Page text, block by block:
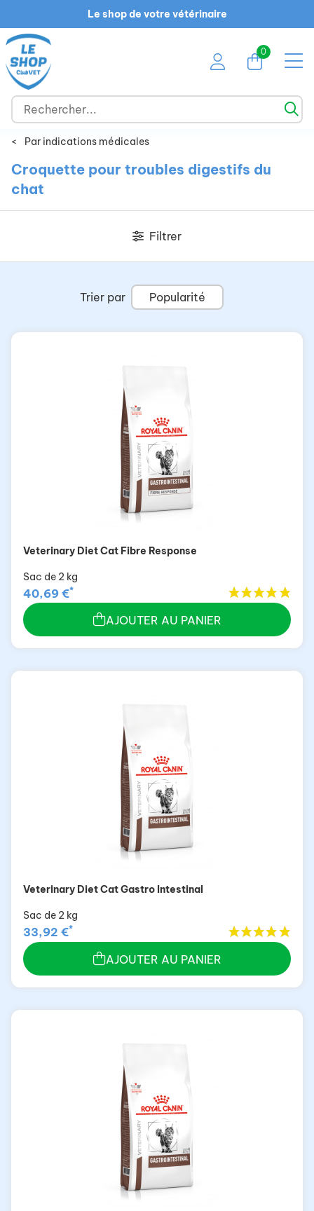
Le shop de votre vétérinaire
0
< Par indications médicales
Croquette pour troubles digestifs du
chat
Filtrer
Trier par Popularité
Veterinary Diet Cat Fibre Response
Sac de 2 kg
40,69 €*
AJOUTER AU PANIER
Veterinary Diet Cat Gastro Intestinal
Sac de 2 kg
33,92 €*
AJOUTER AU PANIER